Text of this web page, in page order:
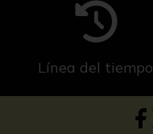
Línea del tiempo